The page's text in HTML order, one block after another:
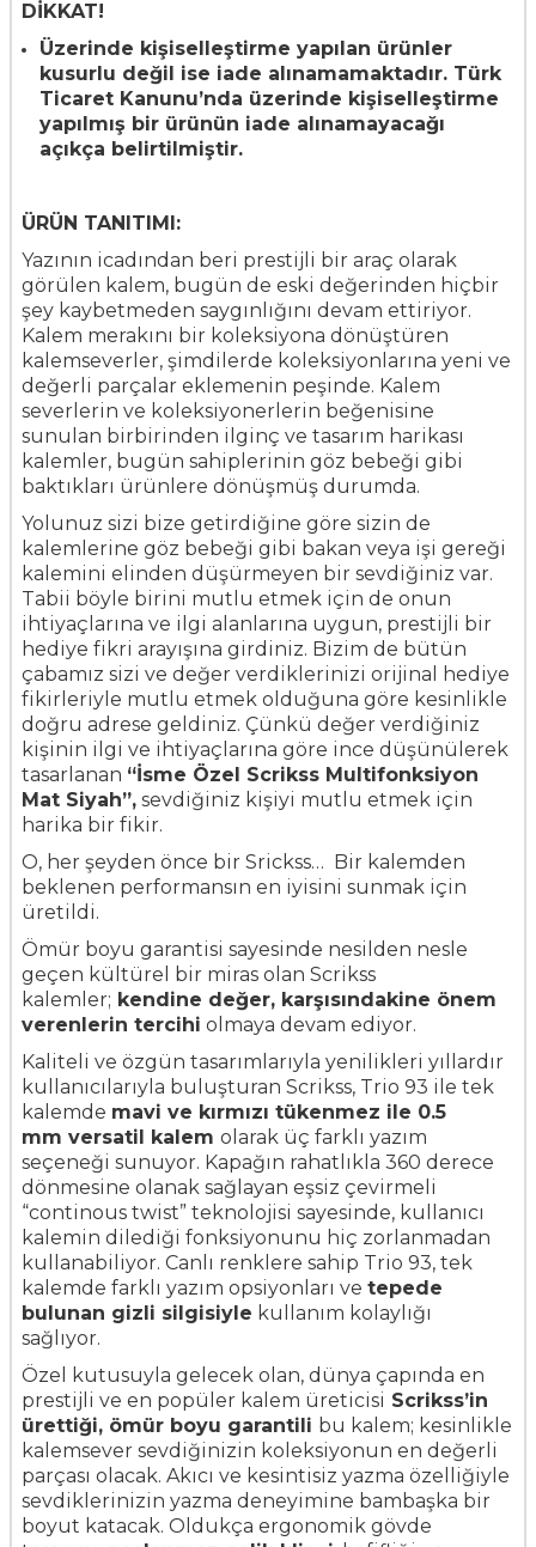
DİKKAT!
Üzerinde kişiselleştirme yapılan ürünler
kusurlu değil ise iade alınamamaktadır. Türk
Ticaret Kanunu’nda üzerinde kişiselleştirme
yapılmış bir ürünün iade alınamayacağı
açıkça belirtilmiştir.
ÜRÜN TANITIMI:
Yazının icadından beri prestijli bir araç olarak
görülen kalem, bugün de eski değerinden hiçbir
şey kaybetmeden saygınlığını devam ettiriyor.
Kalem merakını bir koleksiyona dönüştüren
kalemseverler, şimdilerde koleksiyonlarına yeni ve
değerli parçalar eklemenin peşinde. Kalem
severlerin ve koleksiyonerlerin beğenisine
sunulan birbirinden ilginç ve tasarım harikası
kalemler, bugün sahiplerinin göz bebeği gibi
baktıkları ürünlere dönüşmüş durumda.
Yolunuz sizi bize getirdiğine göre sizin de
kalemlerine göz bebeği gibi bakan veya işi gereği
kalemini elinden düşürmeyen bir sevdiğiniz var.
Tabii böyle birini mutlu etmek için de onun
ihtiyaçlarına ve ilgi alanlarına uygun, prestijli bir
hediye fikri arayışına girdiniz. Bizim de bütün
çabamız sizi ve değer verdiklerinizi orijinal hediye
fikirleriyle mutlu etmek olduğuna göre kesinlikle
doğru adrese geldiniz. Çünkü değer verdiğiniz
kişinin ilgi ve ihtiyaçlarına göre ince düşünülerek
tasarlanan “İsme Özel Scrikss Multifonksiyon
Mat Siyah”, sevdiğiniz kişiyi mutlu etmek için
harika bir fikir.
O, her şeyden önce bir Srickss… Bir kalemden
beklenen performansın en iyisini sunmak için
üretildi.
Ömür boyu garantisi sayesinde nesilden nesle
geçen kültürel bir miras olan Scrikss
kalemler; kendine değer, karşısındakine önem
verenlerin tercihi olmaya devam ediyor.
Kaliteli ve özgün tasarımlarıyla yenilikleri yıllardır
kullanıcılarıyla buluşturan Scrikss, Trio 93 ile tek
kalemde mavi ve kırmızı tükenmez ile 0.5
mm versatil kalem olarak üç farklı yazım
seçeneği sunuyor. Kapağın rahatlıkla 360 derece
dönmesine olanak sağlayan eşsiz çevirmeli
“continous twist” teknolojisi sayesinde, kullanıcı
kalemin dilediği fonksiyonunu hiç zorlanmadan
kullanabiliyor. Canlı renklere sahip Trio 93, tek
kalemde farklı yazım opsiyonları ve tepede
bulunan gizli silgisiyle kullanım kolaylığı
sağlıyor.
Özel kutusuyla gelecek olan, dünya çapında en
prestijli ve en popüler kalem üreticisi Scrikss’in
ürettiği, ömür boyu garantili bu kalem; kesinlikle
kalemsever sevdiğinizin koleksiyonun en değerli
parçası olacak. Akıcı ve kesintisiz yazma özelliğiyle
sevdiklerinizin yazma deneyimine bambaşka bir
boyut katacak. Oldukça ergonomik gövde